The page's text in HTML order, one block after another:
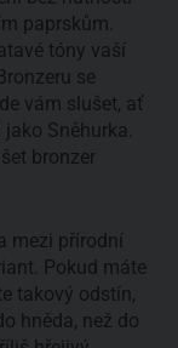
paprskům.
tóny vaší
se
vám slušet, ať
Sněhurka.
bronzer
mezi přírodní
Pokud máte
takový odstín,
hněda, než do